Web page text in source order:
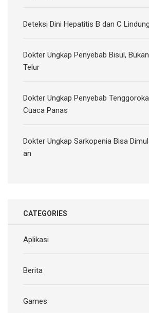
Deteksi Dini Hepatitis B dan C
Dokter Ungkap Penyebab Bisul,
Telur
Dokter Ungkap Penyebab
Cuaca Panas
Dokter Ungkap Sarkopenia Bisa
an
CATEGORIES
Aplikasi
Berita
Games